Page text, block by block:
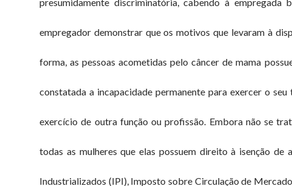
empregador demonstrar que os motivos que levaram à
forma, as pessoas acometidas pelo câncer de mama
constatada a incapacidade permanente para exercer o
exercício de outra função ou profissão. Embora não se
todas as mulheres que elas possuem direito à isenção
Industrializados (IPI), Imposto sobre Circulação de